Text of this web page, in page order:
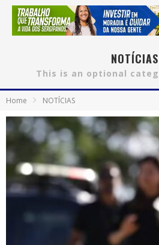
NOTÍCIAS
This is an optional
Home NOTÍCIAS